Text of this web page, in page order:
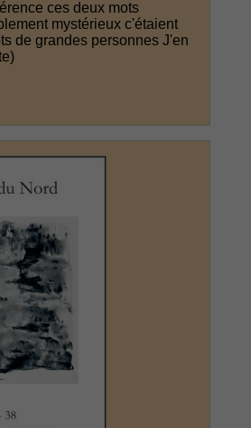
ces deux mots
mystérieux c'étaient
de grandes personnes J'en